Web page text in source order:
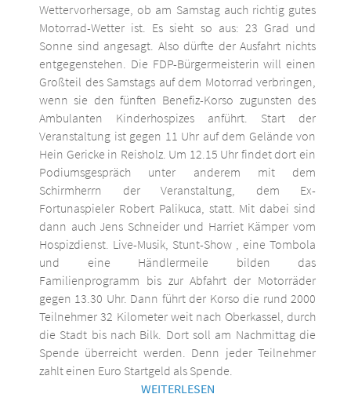
Wettervorhersage, ob am Samstag auch richtig gutes
Motorrad-Wetter ist. Es sieht so aus: 23 Grad und
Sonne sind angesagt. Also dürfte der Ausfahrt nichts
entgegenstehen. Die FDP-Bürgermeisterin will einen
Großteil des Samstags auf dem Motorrad verbringen,
wenn sie den fünften Benefiz-Korso zugunsten des
Ambulanten Kinderhospizes anführt. Start der
Veranstaltung ist gegen 11 Uhr auf dem Gelände von
Hein Gericke in Reisholz. Um 12.15 Uhr findet dort ein
Podiumsgespräch unter anderem mit dem
Schirmherrn der Veranstaltung, dem Ex-
Fortunaspieler Robert Palikuca, statt. Mit dabei sind
dann auch Jens Schneider und Harriet Kämper vom
Hospizdienst. Live-Musik, Stunt-Show , eine Tombola
und eine Händlermeile bilden das
Familienprogramm bis zur Abfahrt der Motorräder
gegen 13.30 Uhr. Dann führt der Korso die rund 2000
Teilnehmer 32 Kilometer weit nach Oberkassel, durch
die Stadt bis nach Bilk. Dort soll am Nachmittag die
Spende überreicht werden. Denn jeder Teilnehmer
zahlt einen Euro Startgeld als Spende.
WEITERLESEN